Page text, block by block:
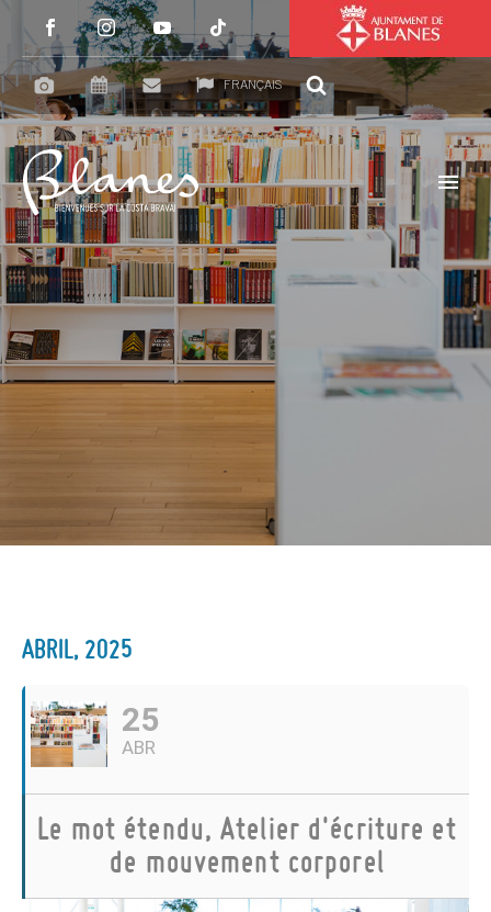
FRANÇAIS
ABRIL, 2025
25
ABR
Le mot étendu, Atelier d'écriture et
de mouvement corporel